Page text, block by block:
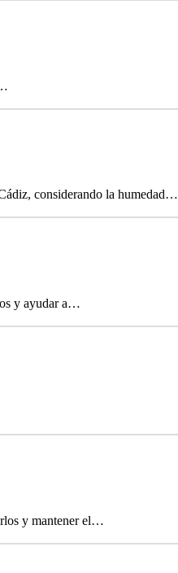
considerando la humedad…
y ayudar a…
y mantener el…